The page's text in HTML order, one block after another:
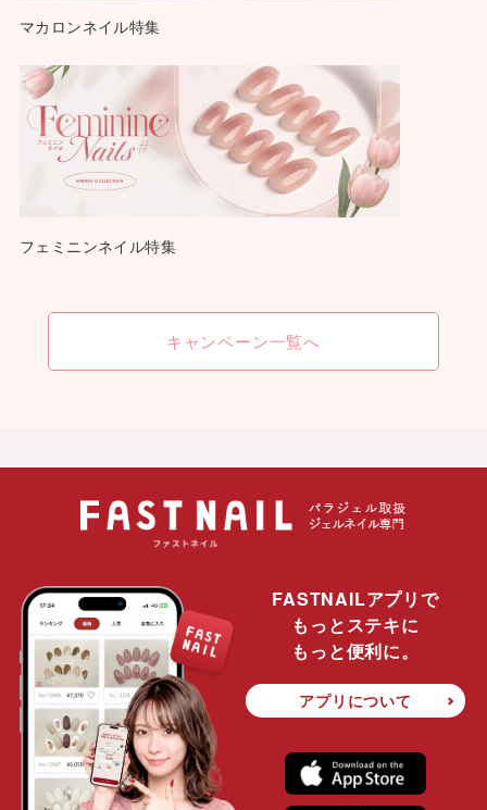
マカロンネイル特集
フェミニンネイル特集
キャンペーン一覧へ
FASTNAILアプリで
もっとステキに
もっと便利に。
アプリについて